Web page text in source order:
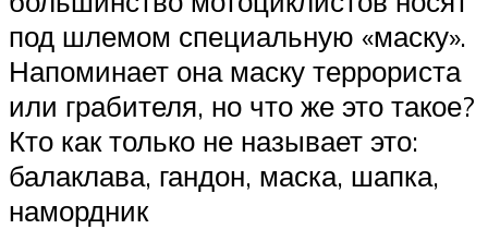
под шлемом специальную «маску».
Напоминает она маску террориста
или грабителя, но что же это такое?
Кто как только не называет это:
балаклава, гандон, маска, шапка,
намордник